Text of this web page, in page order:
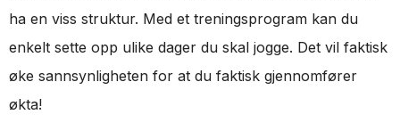
ha en viss struktur. Med et treningsprogram kan du
enkelt sette opp ulike dager du skal jogge. Det vil faktisk
øke sannsynligheten for at du faktisk gjennomfører
økta!